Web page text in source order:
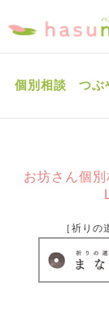
個別相談 つぶ
お坊さん個
［祈り